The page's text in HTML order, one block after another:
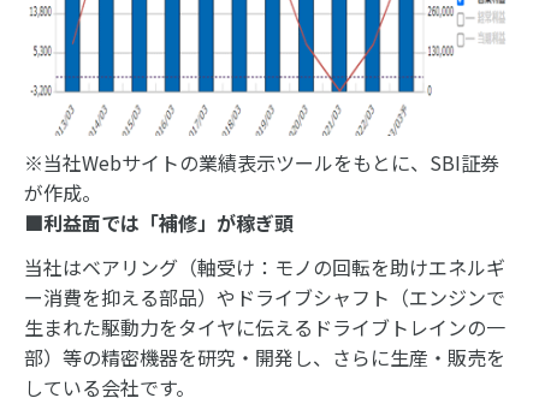
※当社Webサイトの業績表示ツールをもとに、SBI証券
が作成。
■利益面では「補修」が稼ぎ頭
当社はベアリング（軸受け：モノの回転を助けエネルギ
ー消費を抑える部品）やドライブシャフト（エンジンで
生まれた駆動力をタイヤに伝えるドライブトレインの一
部）等の精密機器を研究・開発し、さらに生産・販売を
している会社です。